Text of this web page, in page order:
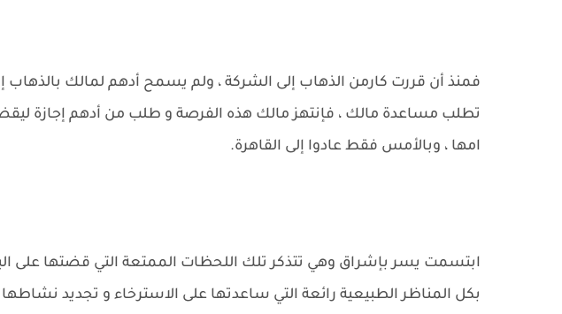
فمنذ أن قررت كارمن الذهاب إلى الشركة ، ولم يسمح أدهم لمالك بالذهاب
تطلب مساعدة مالك ، فإنتهز مالك هذه الفرصة و طلب من أدهم إجازة
امها ، وبالأمس فقط عادوا إلى القاهرة.
ابتسمت يسر بإشراق وهي تتذكر تلك اللحظات الممتعة التي قضتها على
بكل المناظر الطبيعية رائعة التي ساعدتها على الاسترخاء و تجديد